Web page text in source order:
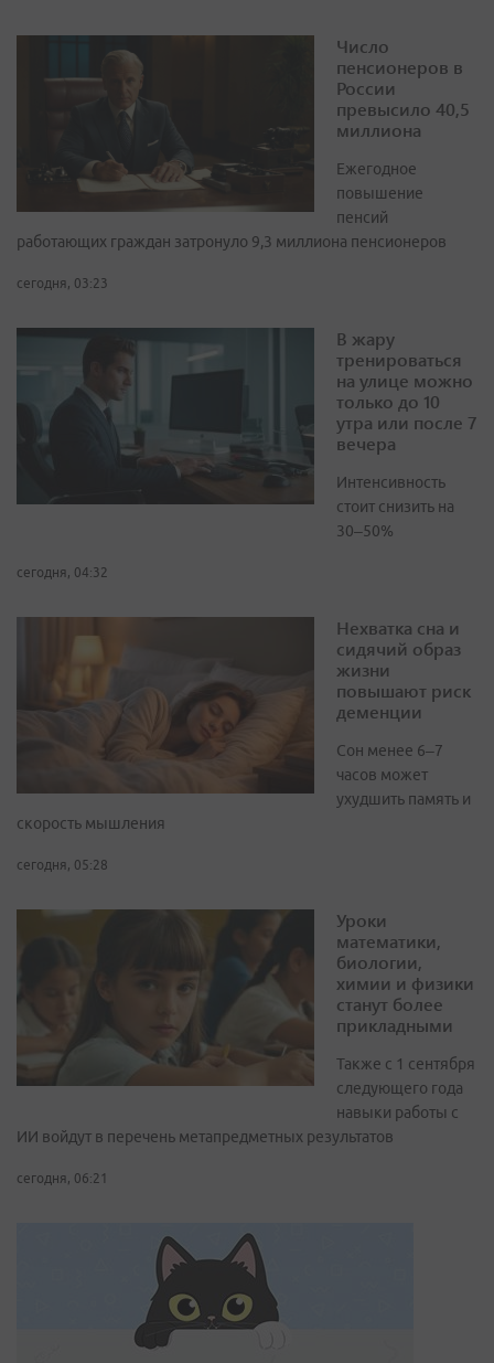
Число
пенсионеров в
России
превысило 40,5
миллиона
Ежегодное
повышение
пенсий
работающих граждан затронуло 9,3 миллиона пенсионеров
сегодня, 03:23
В жару
тренироваться
на улице можно
только до 10
утра или после 7
вечера
Интенсивность
стоит снизить на
30–50%
сегодня, 04:32
Нехватка сна и
сидячий образ
жизни
повышают риск
деменции
Сон менее 6–7
часов может
ухудшить память и
скорость мышления
сегодня, 05:28
Уроки
математики,
биологии,
химии и физики
станут более
прикладными
Также с 1 сентября
следующего года
навыки работы с
ИИ войдут в перечень метапредметных результатов
сегодня, 06:21